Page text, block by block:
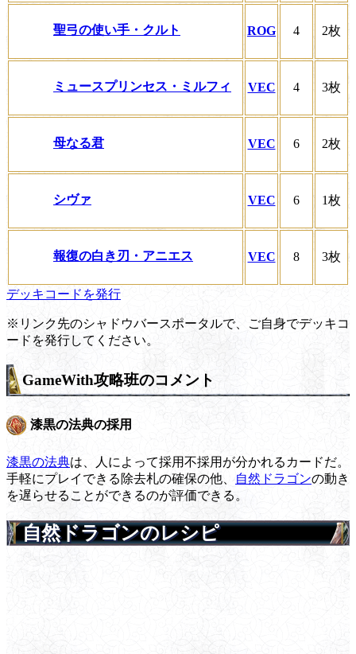
聖弓の使い手・クルト ROG 4 2枚
ミュースプリンセス・ミルフィ VEC 4 3枚
母なる君 VEC 6 2枚
シヴァ VEC 6 1枚
報復の白き刃・アニエス VEC 8 3枚
デッキコードを発行
※リンク先のシャドウバースポータルで、ご自身でデッキコ
ードを発行してください。
GameWith攻略班のコメント
漆黒の法典の採用
漆黒の法典は、人によって採用不採用が分かれるカードだ。
手軽にプレイできる除去札の確保の他、
自然ドラゴンの動き
を遅らせることができるのが評価できる。
自然ドラゴンのレシピ